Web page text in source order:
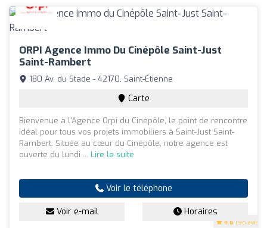
ORPI Agence Immo Du Cinépôle Saint-Just
Saint-Rambert
4.6 (96 avis)
180 Av. du Stade - 42170, Saint-Étienne
Carte
Bienvenue à l'Agence Orpi du Cinépôle, le point de rencontre
idéal pour tous vos projets immobiliers à Saint-Just Saint-
Rambert. Située au cœur du Cinépôle, notre agence est
ouverte du lundi ... Lire la suite
Voir le téléphone
Voir e-mail Horaires